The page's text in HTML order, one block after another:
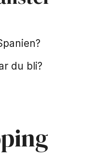
du bli?